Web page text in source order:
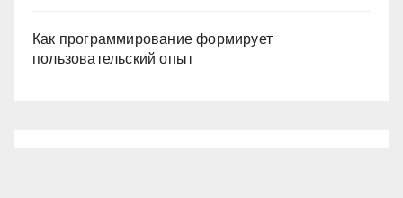
Как программирование формирует
пользовательский опыт